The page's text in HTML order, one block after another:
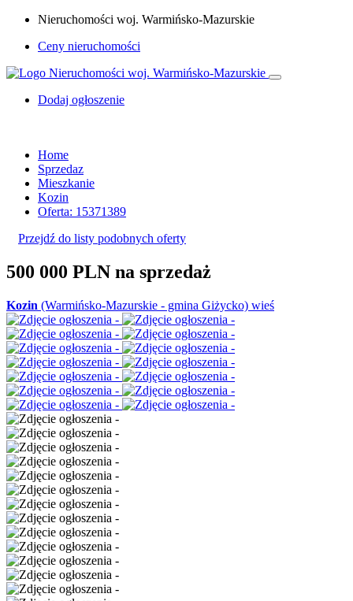
Nieruchomości woj. Warmińsko-Mazurskie
Ceny nieruchomości
Dodaj ogłoszenie
Home
Sprzedaz
Mieszkanie
Kozin
Oferta: 15371389
Przejdź do listy podobnych oferty
500 000 PLN na sprzedaż
Kozin (Warmińsko-Mazurskie - gmina Giżycko) wieś